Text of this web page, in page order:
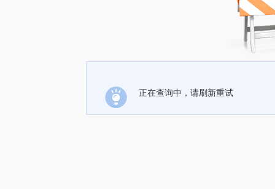
正在查询中，请刷新重试